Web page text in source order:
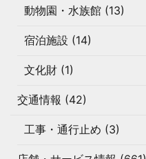
動物園・水族館 (13)
宿泊施設 (14)
文化財 (1)
交通情報 (42)
工事・通行止め (3)